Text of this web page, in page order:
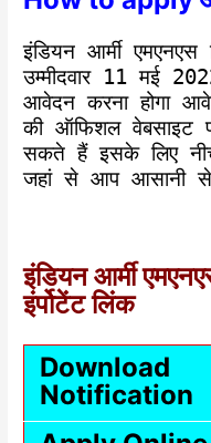
इंडियन आर्मी
उम्मीदवार 11 मई
आवेदन करना होगा
की ऑफिशल वेबसाइट
सकते हैं इसके लिए
जहां से आप आसानी
इंडियन आर्मी
इंर्पोटेंट लिंक
Download
Notification